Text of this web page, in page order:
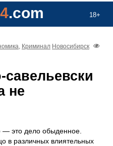
18+
.com
, Криминал Новосибирск
савельевски
не
— это дело обыденное.
в различных влиятельных